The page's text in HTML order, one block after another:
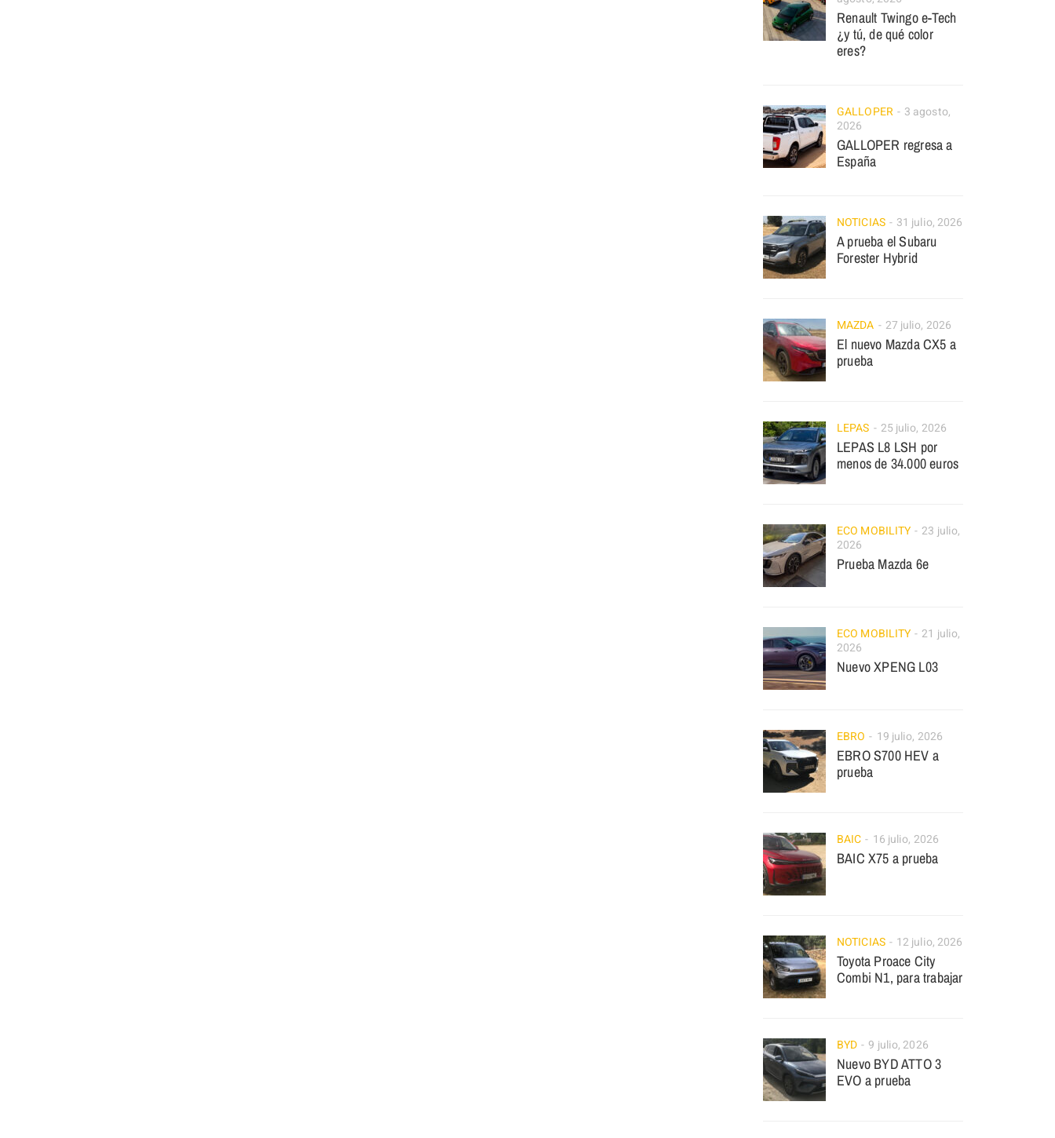
Renault Twingo e-Tech
¿y tú, de qué color
eres?
GALLOPER
3 agosto,
2026
GALLOPER regresa a
España
NOTICIAS 31 julio, 2026
A prueba el Subaru
Forester Hybrid
MAZDA 27 julio, 2026
El nuevo Mazda CX5 a
prueba
LEPAS 25 julio, 2026
LEPAS L8 LSH por
menos de 34.000 euros
ECO MOBILITY
23 julio,
2026
Prueba Mazda 6e
ECO MOBILITY
21 julio,
2026
Nuevo XPENG L03
EBRO 19 julio, 2026
EBRO S700 HEV a
prueba
BAIC 16 julio, 2026
BAIC X75 a prueba
NOTICIAS 12 julio, 2026
Toyota Proace City
Combi N1, para trabajar
BYD 9 julio, 2026
Nuevo BYD ATTO 3
EVO a prueba